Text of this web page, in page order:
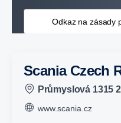
Odkaz na zásady
Scania Czech
Průmyslová 1315
www.scania.cz